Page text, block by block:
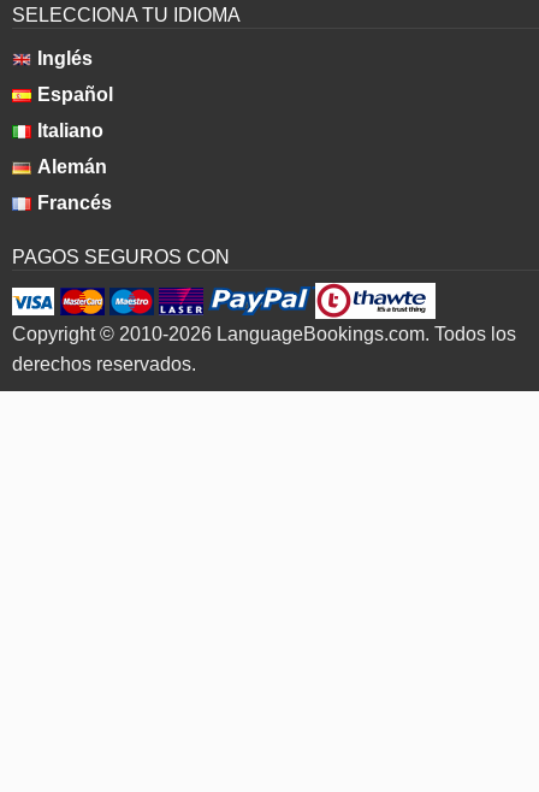
SELECCIONA TU IDIOMA
Inglés
Español
Italiano
Alemán
Francés
PAGOS SEGUROS CON
Copyright © 2010-2026 LanguageBookings.com. Todos los
derechos reservados.